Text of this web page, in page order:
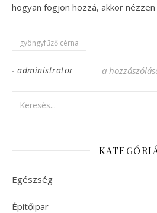
hogyan fogjon hozzá, akkor
gyöngyfűző cérna
- administrator Gyöngyfűző
a
Egészség
Építőipar